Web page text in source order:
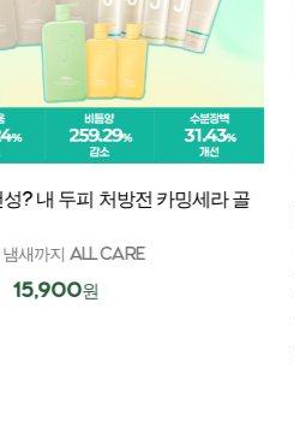
? 내 두피 처방전 카밍세라 골
새까지 ALL CARE
15,900원